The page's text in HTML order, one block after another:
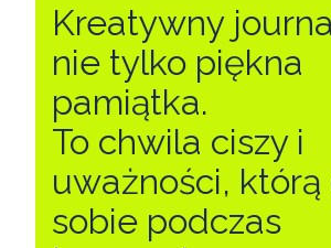
Kreatywny
nie tylko piękna
pamiątka.
To chwila ciszy i
uważności, którą
sobie podczas